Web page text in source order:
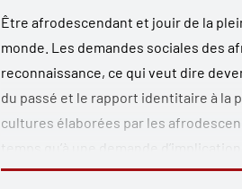
Être afrodescendant et jouir de la
monde. Les demandes sociales des
reconnaissance, ce qui veut dire
du passé et le rapport identitaire à
cultures élaborées par les
temps qu’à une demande
aux divers problèmes collectifs des